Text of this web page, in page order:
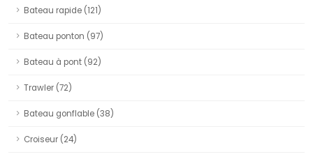
Bateau rapide (121)
Bateau ponton (97)
Bateau à pont (92)
Trawler (72)
Bateau gonflable (38)
Croiseur (24)